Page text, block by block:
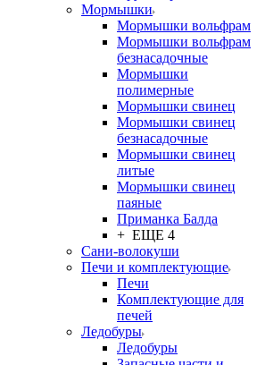
Мормышки
Мормышки вольфрам
Мормышки вольфрам
безнасадочные
Мормышки
полимерные
Мормышки свинец
Мормышки свинец
безнасадочные
Мормышки свинец
литые
Мормышки свинец
паяные
Приманка Балда
+ ЕЩЕ 4
Сани-волокуши
Печи и комплектующие
Печи
Комплектующие для
печей
Ледобуры
Ледобуры